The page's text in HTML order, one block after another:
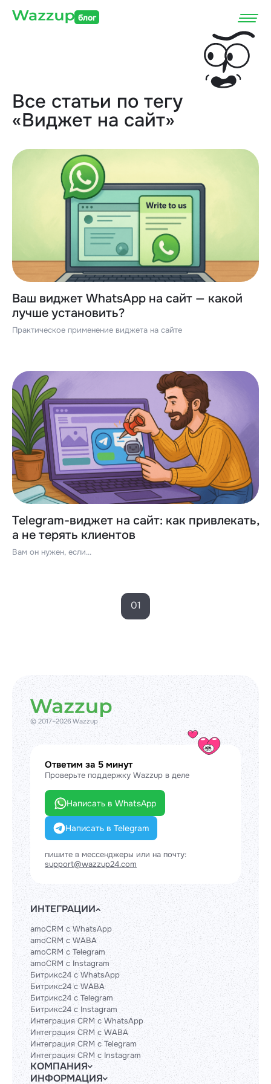
блог
Все статьи по тегу
«Виджет на сайт»
Ваш виджет WhatsApp на сайт — какой
лучше установить?
Практическое применение виджета на сайте
Telegram-виджет на сайт: как привлекать,
а не терять клиентов
Вам он нужен, если...
01
© 2017–2026 Wazzup
Ответим за 5 минут
Проверьте поддержку Wazzup в деле
Написать в WhatsApp
Написать в Telegram
пишите в мессенджеры или на почту:
support@wazzup24.com
ИНТЕГРАЦИИ
amoCRM с WhatsApp
amoCRM с WABA
amoCRM с Telegram
amoCRM с Instagram
Битрикс24 с WhatsApp
Битрикс24 с WABA
Битрикс24 с Telegram
Битрикс24 с Instagram
Интеграция CRM с WhatsApp
Интеграция CRM с WABA
Интеграция CRM с Telegram
Интеграция CRM с Instagram
КОМПАНИЯ
Блог
ИНФОРМАЦИЯ